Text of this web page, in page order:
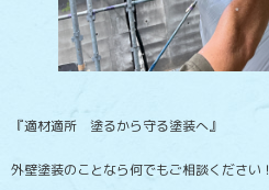
『適材適所 塗るから守る塗装へ』
外壁塗装のことなら何でもご相談ください！